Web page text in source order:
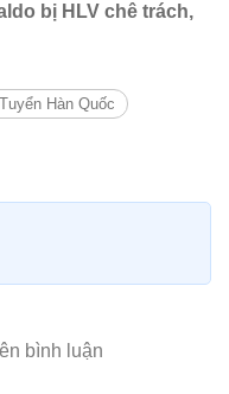
bị HLV chê trách,
Tuyển Hàn Quốc